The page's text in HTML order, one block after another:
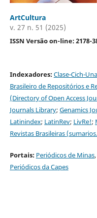
ArtCultura
v. 27 n. 51 (2025)
ISSN Versão on-line: 2178-
Indexadores:Clase-Cich-
Brasileiro de Repositórios e
(Directory of Open Access
Journals Library; Genamics
Latinindex; LatinRev; LivRe!;
Revistas Brasileiras
Portais: Periódicos de Minas,
Periódicos da Capes